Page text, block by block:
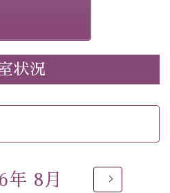
防カビの特殊素材の畳を使
には階段がございます。 予め
ます。
円）
状況
年 8月